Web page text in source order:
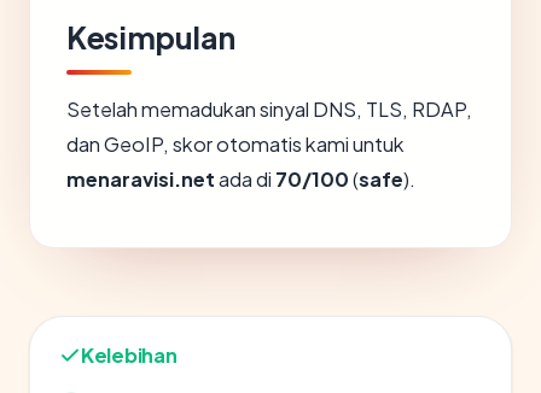
Kesimpulan
Setelah memadukan sinyal DNS, TLS, RDAP,
dan GeoIP, skor otomatis kami untuk
menaravisi.netada di 70/100(safe).
Kelebihan